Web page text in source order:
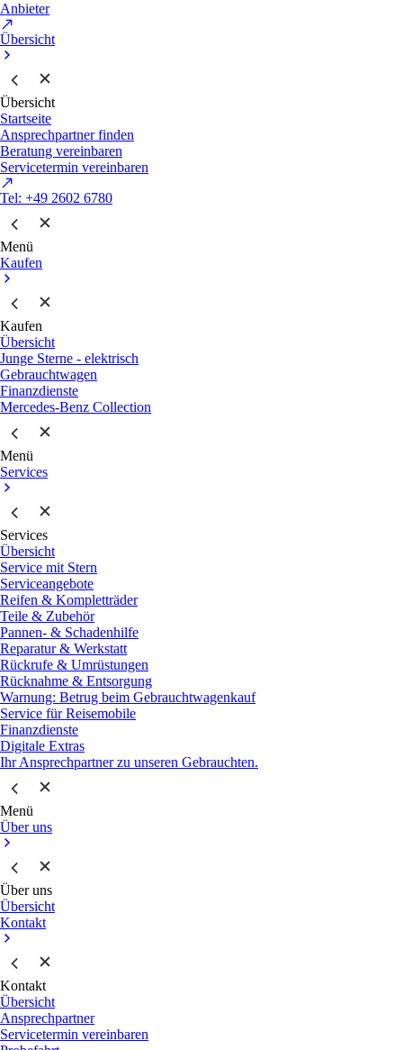
Anbieter
Übersicht
Übersicht
Startseite
Ansprechpartner finden
Beratung vereinbaren
Servicetermin vereinbaren
Tel: +49 2602 6780
Menü
Kaufen
Kaufen
Übersicht
Junge Sterne - elektrisch
Gebrauchtwagen
Finanzdienste
Mercedes-Benz Collection
Menü
Services
Services
Übersicht
Service mit Stern
Serviceangebote
Reifen & Kompletträder
Teile & Zubehör
Pannen- & Schadenhilfe
Reparatur & Werkstatt
Rückrufe & Umrüstungen
Rücknahme & Entsorgung
Warnung: Betrug beim Gebrauchtwagenkauf
Service für Reisemobile
Finanzdienste
Digitale Extras
Ihr Ansprechpartner zu unseren Gebrauchten.
Menü
Über uns
Über uns
Übersicht
Kontakt
Kontakt
Übersicht
Ansprechpartner
Servicetermin vereinbaren